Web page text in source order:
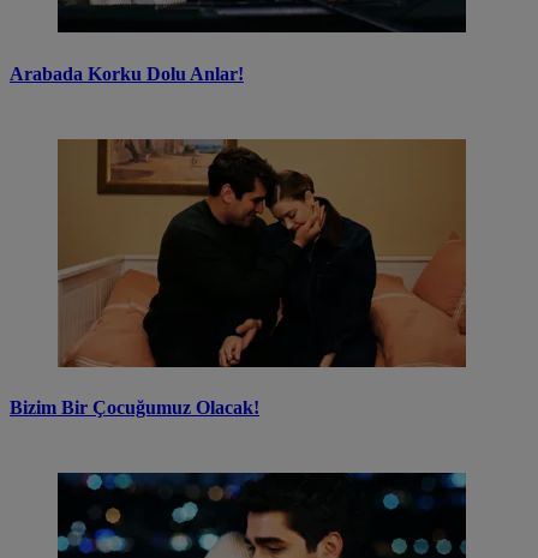
Arabada Korku Dolu Anlar!
Bizim Bir Çocuğumuz Olacak!